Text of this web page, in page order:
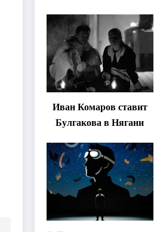
«спектакль-
солостальгию»
Иван Комаров ставит
Булгакова в Нягани